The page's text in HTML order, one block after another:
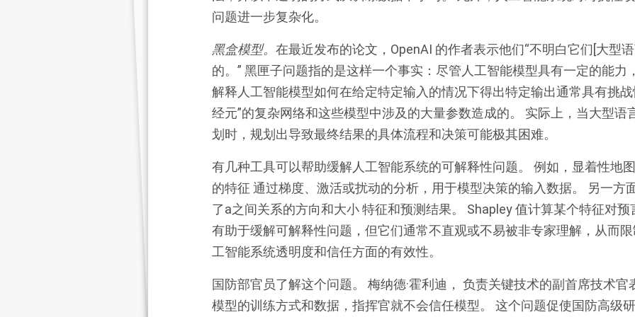
问题进一步复杂化。
黑盒模型。 在最近发布的论文 ，OpenAI 的作者表示他们“不明白它们[大型
的。” 黑匣子问题指的是这样一个事实：尽管人工智能模型具有一定的能力
解释人工智能模型如何在给定特定输入的情况下得出特定输出通常具有挑
经元”的复杂网络和这些模型中涉及的大量参数造成的。 实际上，当大型语
划时，规划出导致最终结果的具体流程和决策可能极其困难。
有几种工具可以帮助缓解人工智能系统的可解释性问题。 例如， 显着性地图
的特征 通过梯度、激活或扰动的分析，用于模型决策的输入数据。 另一方
了a之间关系的方向和大小 特征和预测结果。 Shapley 值计算某个特征对预
有助于缓解可解释性问题，但它们通常不直观或不易被非专家理解，从而
工智能系统透明度和信任方面的有效性。
国防部官员了解这个问题。 梅纳德·霍利迪 ， 负责关键技术的副首席技术
模型的训练方式和数据，指挥官就不会信任模型。 这个问题促使国防高级